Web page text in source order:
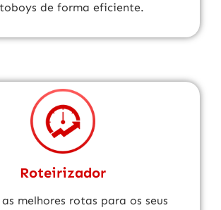
de forma eficiente.
Roteirizador
melhores rotas para os seus